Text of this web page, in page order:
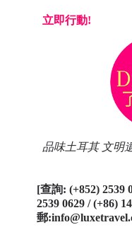
立即行動!
品味土耳其 文明
[查詢: (+852) 2539
2539 0629 / (+86)
郵